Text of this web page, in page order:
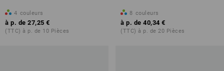
4 couleurs
à p. de 27,25 €
(TTC) à p. de 10 Pièces
8 couleurs
à p. de 40,34 €
(TTC) à p. de 20 Pièces